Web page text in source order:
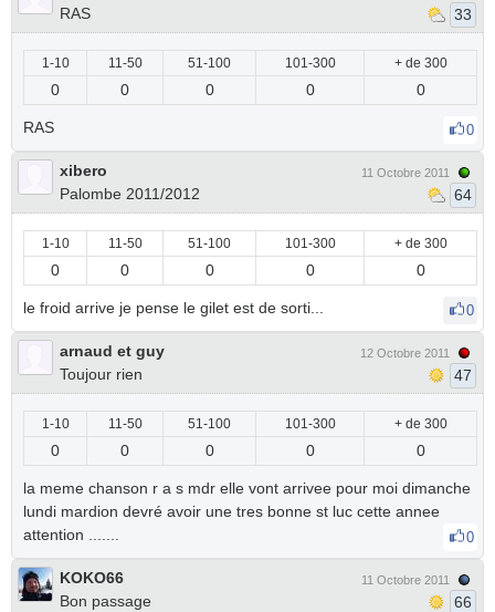
RAS
33
1-10 11-50 51-100 101-300 + de 300
0 0 0 0 0
RAS 0
xibero
Palombe 2011/2012
11 Octobre 2011
64
1-10 11-50 51-100 101-300 + de 300
0 0 0 0 0
le froid arrive je pense le gilet est de sorti... 0
arnaud et guy
Toujour rien
12 Octobre 2011
47
1-10 11-50 51-100 101-300 + de 300
0 0 0 0 0
la meme chanson r a s mdr elle vont arrivee pour moi dimanche
lundi mardion devré avoir une tres bonne st luc cette annee
attention .......
0
KOKO66
Bon passage
11 Octobre 2011
66